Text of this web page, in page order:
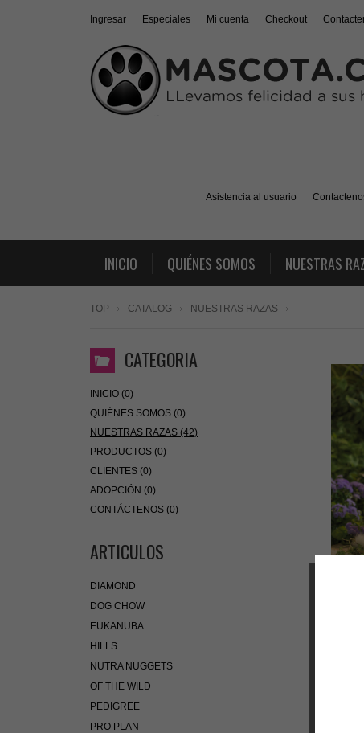
Ingresar Especiales Mi cuenta Checkout
Asistencia al usuario
INICIO QUIÉNES SOMOS NUESTRAS
TOP CATALOG NUESTRAS RAZAS
CATEGORIA
INICIO (0)
QUIÉNES SOMOS (0)
NUESTRAS RAZAS (42)
PRODUCTOS (0)
CLIENTES (0)
ADOPCIÓN (0)
CONTÁCTENOS (0)
ARTICULOS
DIAMOND
DOG CHOW
EUKANUBA
HILLS
NUTRA NUGGETS
OF THE WILD
PEDIGREE
PRO PLAN